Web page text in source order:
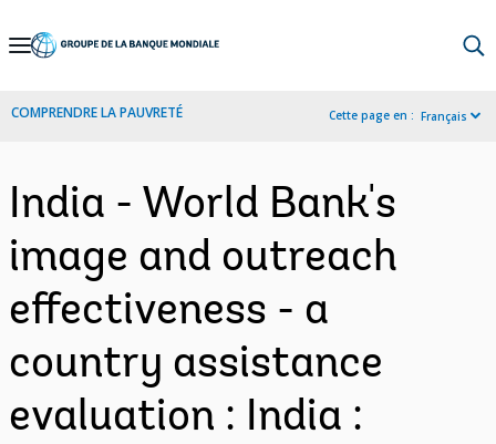
Skip
Navigation
COMPRENDRE LA PAUVRETÉ Cette page en : Français
India - World Bank's
image and outreach
effectiveness - a
country assistance
evaluation : India :